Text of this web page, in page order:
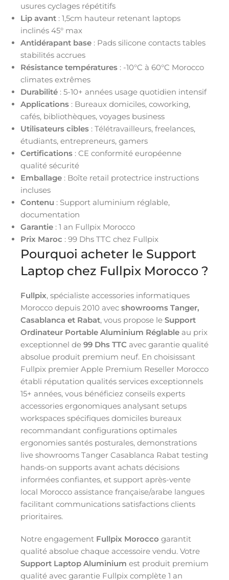
usures cyclages répétitifs
Lip avant : 1,5cm hauteur retenant laptops
inclinés 45° max
Antidérapant base : Pads silicone contacts tables
stabilités accrues
Résistance températures : -10°C à 60°C Morocco
climates extrêmes
Durabilité : 5-10+ années usage quotidien intensif
Applications : Bureaux domiciles, coworking,
cafés, bibliothèques, voyages business
Utilisateurs cibles : Télétravailleurs, freelances,
étudiants, entrepreneurs, gamers
Certifications : CE conformité européenne
qualité sécurité
Emballage : Boîte retail protectrice instructions
incluses
Contenu : Support aluminium réglable,
documentation
Garantie : 1 an Fullpix Morocco
Prix Maroc : 99 Dhs TTC chez Fullpix
Pourquoi acheter le Support
Laptop chez Fullpix Morocco ?
Fullpix, spécialiste accessories informatiques
Morocco depuis 2010 avec showrooms Tanger,
Casablanca et Rabat, vous propose le Support
Ordinateur Portable Aluminium Réglable au prix
exceptionnel de 99 Dhs TTC avec garantie qualité
absolue produit premium neuf. En choisissant
Fullpix premier Apple Premium Reseller Morocco
établi réputation qualités services exceptionnels
15+ années, vous bénéficiez conseils experts
accessories ergonomiques analysant setups
workspaces spécifiques domiciles bureaux
recommandant configurations optimales
ergonomies santés posturales, demonstrations
live showrooms Tanger Casablanca Rabat testing
hands-on supports avant achats décisions
informées confiantes, et support après-vente
local Morocco assistance française/arabe langues
facilitant communications satisfactions clients
prioritaires.
Notre engagement Fullpix Morocco garantit
qualité absolue chaque accessoire vendu. Votre
Support Laptop Aluminium est produit premium
qualité avec garantie Fullpix complète 1 an